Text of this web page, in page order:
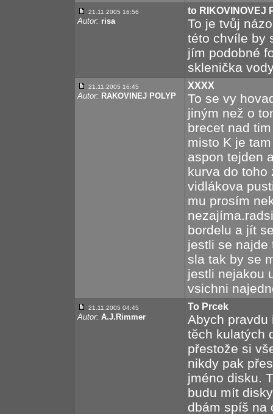
21.11.2005 16:56
Autor: risa
to RIKOVINOVEJ
To je tvůj
této chvíle by
jím podobné
sklenička
21.11.2005 16:45
Autor: RAKOVINEJ POLYP
XXXX
To se vy
jiným než o
brecet nad
misto K je
aspon tejden
kurva do toho
vidlákova
mu prosím
bordelu a jít
jestli se najde
sla tak by se
jestli nejakou
vsichni
21.11.2005 04:45
Autor: A.J.Rimmer
To Prcek
Abych pravdu
těch kulatých
přestože si
nikdy pak
jméno disku.
budu mít
dbám spíš na